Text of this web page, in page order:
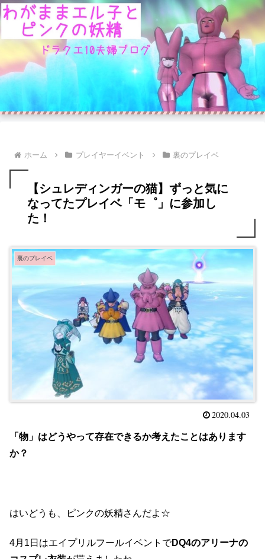
ホーム プレイヤーイベント 裏のプレイベ
【シュレディンガーの猫】ずっと気に
なってたプレイベ「モ゜」に参加し
た！
裏のプレイベ
2020.04.03
「物」はどうやって存在できるか考えたことはあります
か？
はいどうも、ピンクの妖精さんだよ☆
4月1日はエイプリルフールイベントでDQ4のアリーナの